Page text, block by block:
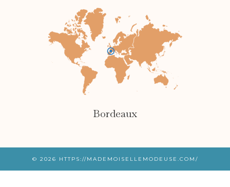
Bordeaux
© 2026 HTTPS://MADEMOISELLEMODEUSE.COM/